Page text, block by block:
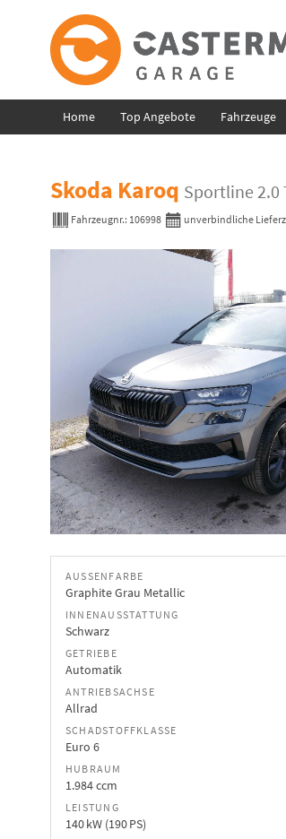
Home Top Angebote Fahrzeuge
Skoda Karoq Sportline 2.0
Fahrzeugnr.: 106998 unverbindliche
AUSSENFARBE
Graphite Grau Metallic
INNENAUSSTATTUNG
Schwarz
GETRIEBE
Automatik
ANTRIEBSACHSE
Allrad
SCHADSTOFFKLASSE
Euro 6
HUBRAUM
1.984 ccm
LEISTUNG
140 kW (190 PS)